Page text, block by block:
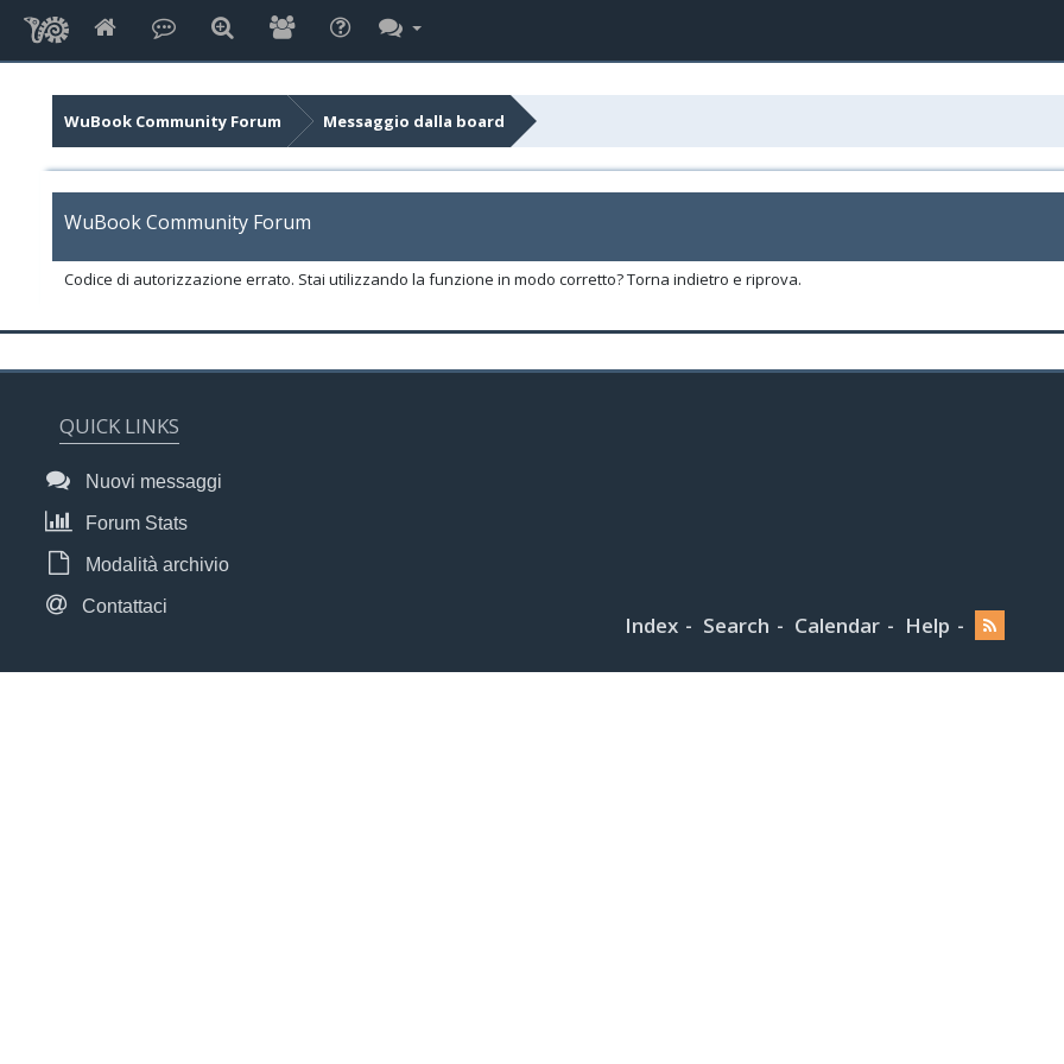
WuBook Community Forum Messaggio dalla board
WuBook Community Forum
Codice di autorizzazione errato. Stai utilizzando la funzione in modo corretto? Torna indietro e riprova.
QUICK LINKS
Nuovi messaggi
Forum Stats
Modalità archivio
Contattaci
Index Search Calendar Help